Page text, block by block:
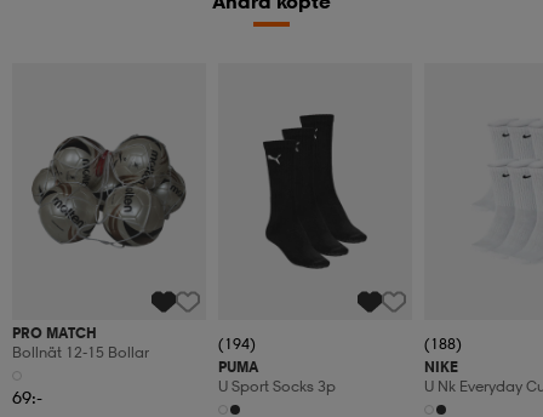
PRO MATCH
Bollnät 12-15 Bollar
69:-
(194)
PUMA
U Sport Socks 3p
(188)
NIKE
U Nk Everyday
6pr-Bd